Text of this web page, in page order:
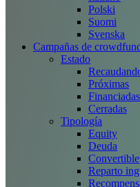
Polski
Suomi
Svenska
Campañas de
Estado
Próximas
Financiadas
Cerradas
Tipología
Equity
Deuda
Convertible
Reparto